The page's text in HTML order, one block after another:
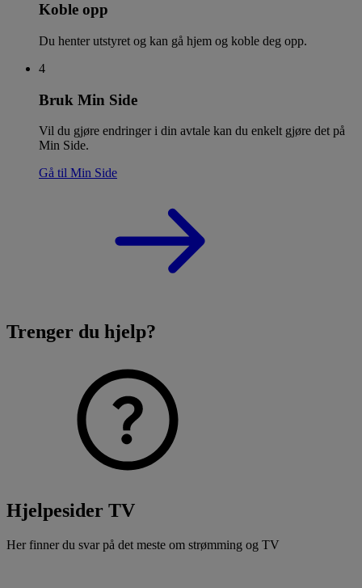
Koble opp
Du henter utstyret og kan gå hjem og koble deg opp.
4
Bruk Min Side
Vil du gjøre endringer i din avtale kan du enkelt gjøre det på
Min Side.
Gå til Min Side
Trenger du hjelp?
Hjelpesider TV
Her finner du svar på det meste om strømming og TV